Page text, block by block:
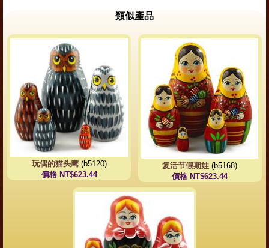
類似產品
玩偶的猫头鹰(b5120)
價格 NT$623.44
复活节假期娃 (b5168)
價格 NT$623.44